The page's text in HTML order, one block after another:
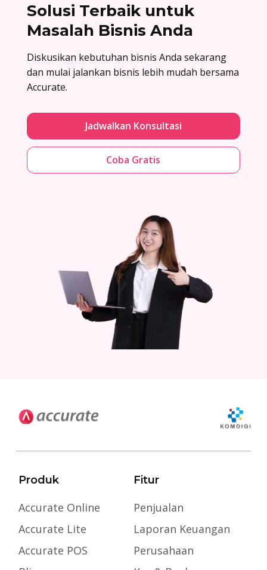
Solusi Terbaik untuk
Masalah Bisnis Anda
Diskusikan kebutuhan bisnis Anda sekarang
dan mulai jalankan bisnis lebih mudah bersama
Accurate.
Jadwalkan Konsultasi
Coba Gratis
Produk
Accurate Online
Accurate Lite
Accurate POS
Fitur
Penjualan
Laporan Keuangan
Perusahaan